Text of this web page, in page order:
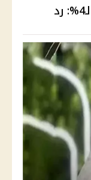
القصة الكاملة لأزمة ريم صاحبة الـ4%: رد